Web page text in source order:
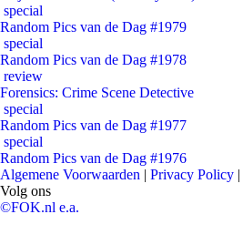
special
Random Pics van de Dag #1979
special
Random Pics van de Dag #1978
review
Forensics: Crime Scene Detective
special
Random Pics van de Dag #1977
special
Random Pics van de Dag #1976
Algemene Voorwaarden | Privacy Policy |
Volg ons
©FOK.nl e.a.